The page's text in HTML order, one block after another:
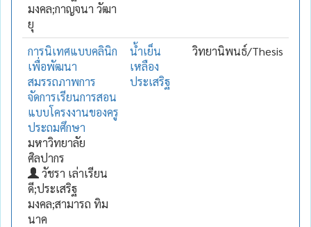
มงคล;กาญจนา วัฒา
ยุ
การนิเทศแบบคลินิก
เพื่อพัฒนา
สมรรถภาพการ
จัดการเรียนการสอน
แบบโครงงานของครู
ประถมศึกษา
มหาวิทยาลัย
ศิลปากร
วัชรา เล่าเรียน
ดี;ประเสริฐ
มงคล;สามารถ ทิม
นาค
น้ำเย็น
เหลือง
ประเสริฐ
วิทยานิพนธ์/Thesis